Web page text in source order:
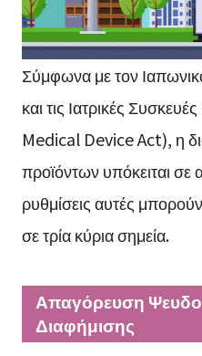
Σύμφωνα με τον
και τις Ιατρικές
Medical Device Act), η
προϊόντων υπόκειται
ρυθμίσεις αυτές
σε τρία κύρια σημεία.
Απαγόρευση
Διαφήμισης